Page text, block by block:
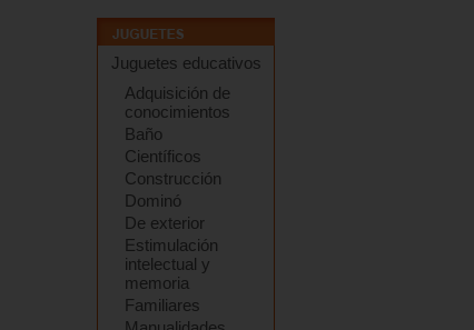
Juguetes educativos
Adquisición de
conocimientos
Baño
Científicos
Construcción
Dominó
De exterior
Estimulación
intelectual y
memoria
Familiares